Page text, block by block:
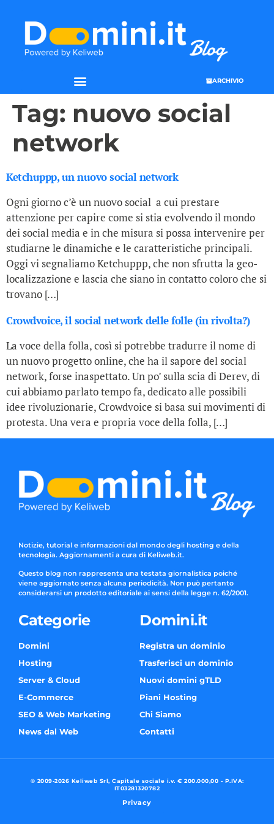
ARCHIVIO
Tag: nuovo social
network
Ketchuppp, un nuovo social network
Ogni giorno c’è un nuovo social a cui prestare
attenzione per capire come si stia evolvendo il mondo
dei social media e in che misura si possa intervenire per
studiarne le dinamiche e le caratteristiche principali.
Oggi vi segnaliamo Ketchuppp, che non sfrutta la geo-
localizzazione e lascia che siano in contatto coloro che si
trovano […]
Crowdvoice, il social network delle folle (in rivolta?)
La voce della folla, così si potrebbe tradurre il nome di
un nuovo progetto online, che ha il sapore del social
network, forse inaspettato. Un po’ sulla scia di Derev, di
cui abbiamo parlato tempo fa, dedicato alle possibili
idee rivoluzionarie, Crowdvoice si basa sui movimenti di
protesta. Una vera e propria voce della folla, […]
Notizie, tutorial e informazioni dal mondo degli hosting e della
tecnologia. Aggiornamenti a cura di Keliweb.it.
Questo blog non rappresenta una testata giornalistica poiché
viene aggiornato senza alcuna periodicità. Non può pertanto
considerarsi un prodotto editoriale ai sensi della legge n. 62/2001.
Categorie
Domini
Hosting
Server & Cloud
E-Commerce
SEO & Web Marketing
News dal Web
Domini.it
Registra un dominio
Trasferisci un dominio
Nuovi domini gTLD
Piani Hosting
Chi Siamo
Contatti
© 2009-2026 Keliweb Srl, Capitale sociale i.v. € 200.000,00 - P.IVA:
IT03281320782
Privacy